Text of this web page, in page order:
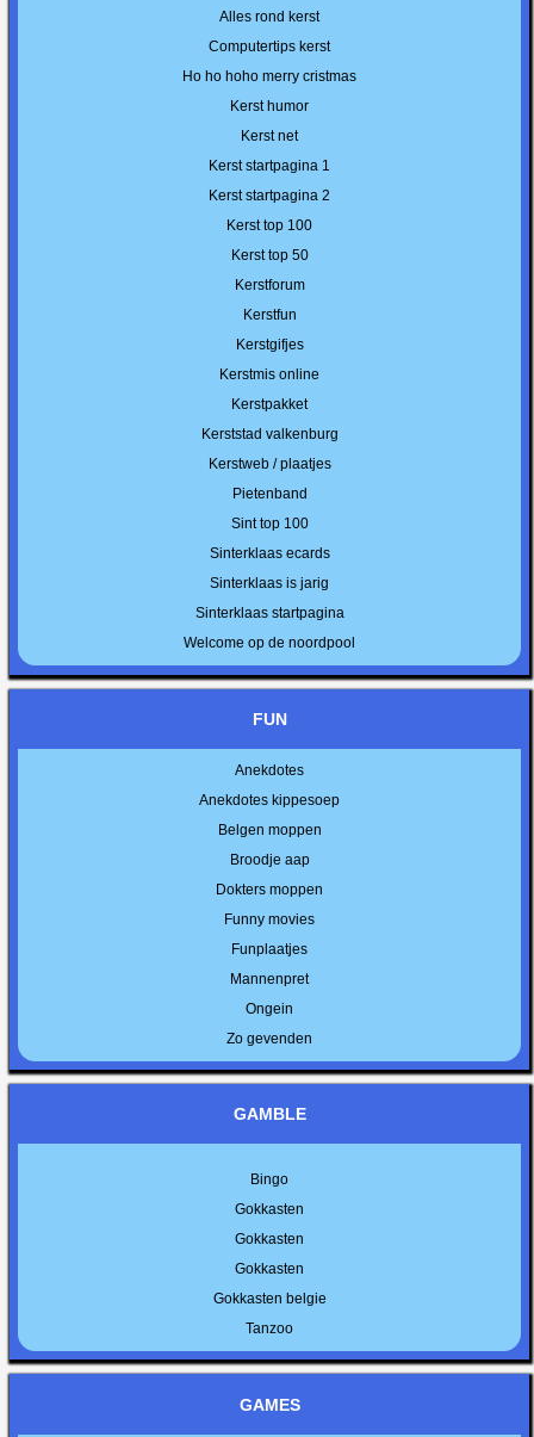
Alles rond kerst
Computertips kerst
Ho ho hoho merry cristmas
Kerst humor
Kerst net
Kerst startpagina 1
Kerst startpagina 2
Kerst top 100
Kerst top 50
Kerstforum
Kerstfun
Kerstgifjes
Kerstmis online
Kerstpakket
Kerststad valkenburg
Kerstweb / plaatjes
Pietenband
Sint top 100
Sinterklaas ecards
Sinterklaas is jarig
Sinterklaas startpagina
Welcome op de noordpool
FUN
Anekdotes
Anekdotes kippesoep
Belgen moppen
Broodje aap
Dokters moppen
Funny movies
Funplaatjes
Mannenpret
Ongein
Zo gevenden
GAMBLE
Bingo
Gokkasten
Gokkasten
Gokkasten
Gokkasten belgie
Tanzoo
GAMES